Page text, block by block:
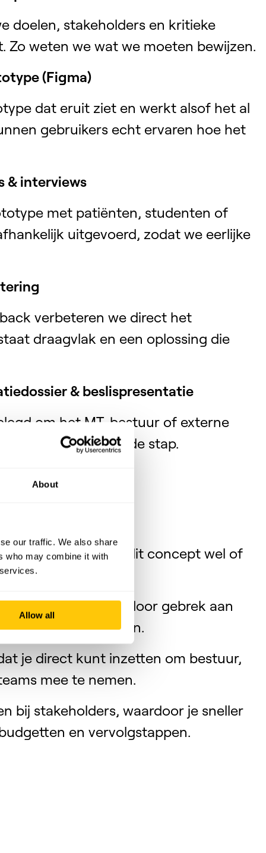
About
our traffic. We also share
who may combine it with
Allow all
doelen, stakeholders en kritieke
Zo weten we wat we moeten bewijzen.
(Figma)
dat eruit ziet en werkt alsof het al
gebruikers echt ervaren hoe het
& interviews
met patiënten, studenten of
uitgevoerd, zodat we eerlijke
verbeteren we direct het
draagvlak en een oplossing die
& beslispresentatie
om het MT, bestuur of externe
van de volgende stap.
waarom dit concept wel of
pilots die stranden door gebrek aan
belemmeringen.
je direct kunt inzetten om bestuur,
mee te nemen.
bij stakeholders, waardoor je sneller
en vervolgstappen.